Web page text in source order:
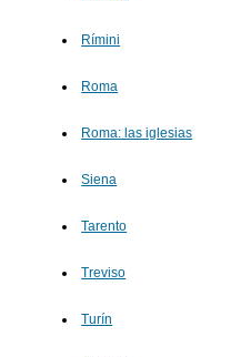
Rímini
Roma
Roma: las iglesias
Siena
Tarento
Treviso
Turín